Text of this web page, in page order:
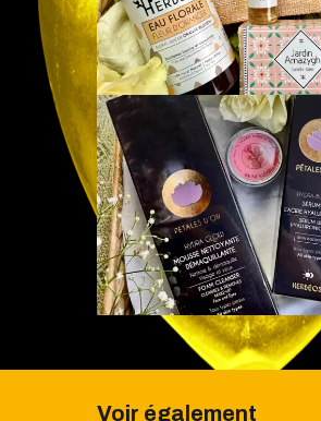
Voir également